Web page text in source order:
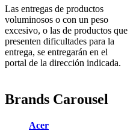
Las entregas de productos
voluminosos o con un peso
excesivo, o las de productos que
presenten dificultades para la
entrega, se entregarán en el
portal de la dirección indicada.
Brands Carousel
Acer